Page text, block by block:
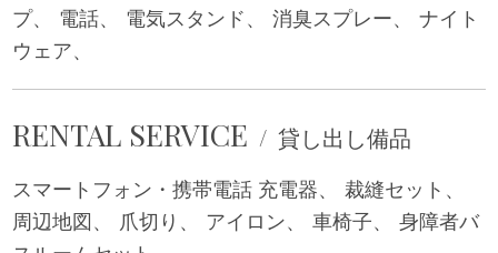
プ
電話 電気スタンド 消臭スプレー
ナイト
ウェア
RENTAL SERVICE 貸し出し備品
スマートフォン・携帯電話 充電器
裁縫セット
周辺地図
爪切り アイロン 車椅子
身障者バ